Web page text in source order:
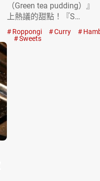
（Green tea pudding）
上熱議的甜點！『S…
Roppongi Curry
Sweets